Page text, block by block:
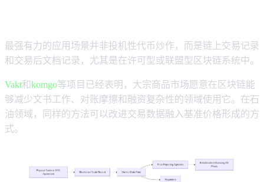
最强有力的应用场景并非投机性代币炒作，而是链上交易记录
和交易后文档记录，尤其是在许可型或联盟型区块链系统中。
Vakt和komgo等项目已经表明，大宗商品市场愿意在区块链能
够减少文书工作、对账摩擦和融资复杂性的领域使用它。在石
油领域，同样的方法可以改进交易数据融入基准价格形成的方
式。